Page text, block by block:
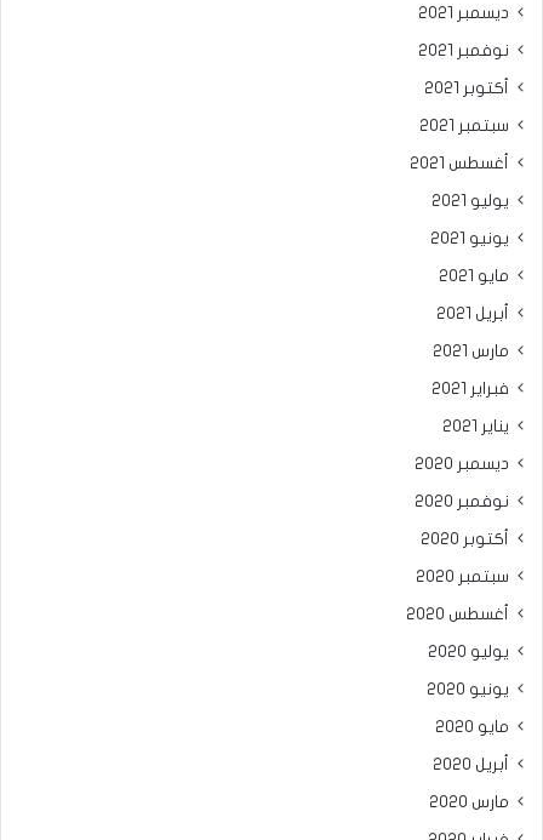
ديسمبر 2021
نوفمبر 2021
أكتوبر 2021
سبتمبر 2021
أغسطس 2021
يوليو 2021
يونيو 2021
مايو 2021
أبريل 2021
مارس 2021
فبراير 2021
يناير 2021
ديسمبر 2020
نوفمبر 2020
أكتوبر 2020
سبتمبر 2020
أغسطس 2020
يوليو 2020
يونيو 2020
مايو 2020
أبريل 2020
مارس 2020